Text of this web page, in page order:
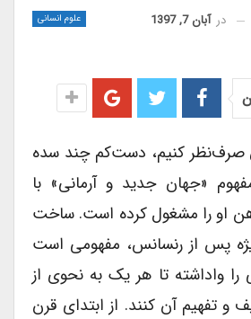
علوم انسانی درآبان 7, 1397
صرف‌نظر کنیم، دست‌کم چند سده
«جهان جدید و آرمانی» با
او را مشغول کرده است. ساخت
پس از رنسانس، مفهومی است
را واداشته تا هر یک به نحوی از
و تفهیم آن کنند. از ابتدای قرن